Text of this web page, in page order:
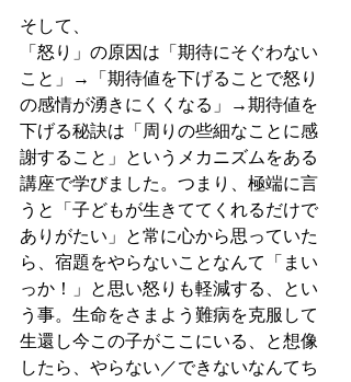
そして、
「怒り」の原因は「期待にそぐわない
こと」→「期待値を下げることで怒り
の感情が湧きにくくなる」→期待値を
下げる秘訣は「周りの些細なことに感
謝すること」というメカニズムをある
講座で学びました。つまり、極端に言
うと「子どもが生きててくれるだけで
ありがたい」と常に心から思っていた
ら、宿題をやらないことなんて「まい
っか！」と思い怒りも軽減する、とい
う事。生命をさまよう難病を克服して
生還し今この子がここにいる、と想像
したら、やらない／できないなんてち